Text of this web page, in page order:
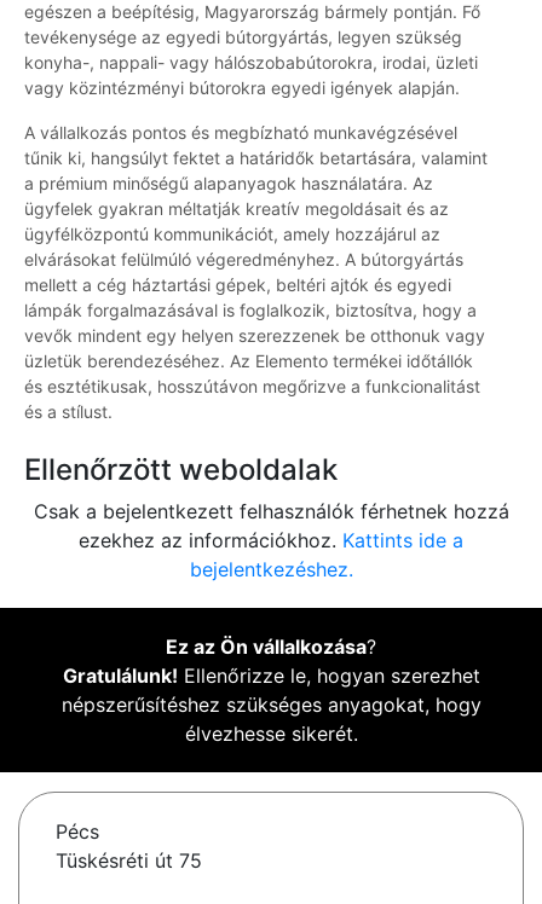
egészen a beépítésig, Magyarország bármely pontján. Fő
tevékenysége az egyedi bútorgyártás, legyen szükség
konyha-, nappali- vagy hálószobabútorokra, irodai, üzleti
vagy közintézményi bútorokra egyedi igények alapján.
A vállalkozás pontos és megbízható munkavégzésével
tűnik ki, hangsúlyt fektet a határidők betartására, valamint
a prémium minőségű alapanyagok használatára. Az
ügyfelek gyakran méltatják kreatív megoldásait és az
ügyfélközpontú kommunikációt, amely hozzájárul az
elvárásokat felülmúló végeredményhez. A bútorgyártás
mellett a cég háztartási gépek, beltéri ajtók és egyedi
lámpák forgalmazásával is foglalkozik, biztosítva, hogy a
vevők mindent egy helyen szerezzenek be otthonuk vagy
üzletük berendezéséhez. Az Elemento termékei időtállók
és esztétikusak, hosszútávon megőrizve a funkcionalitást
és a stílust.
Ellenőrzött weboldalak
Csak a bejelentkezett felhasználók férhetnek hozzá
ezekhez az információkhoz. Kattints ide a
bejelentkezéshez.
Ez az Ön vállalkozása?
Gratulálunk! Ellenőrizze le, hogyan szerezhet
népszerűsítéshez szükséges anyagokat, hogy
élvezhesse sikerét.
Pécs
Tüskésréti út 75